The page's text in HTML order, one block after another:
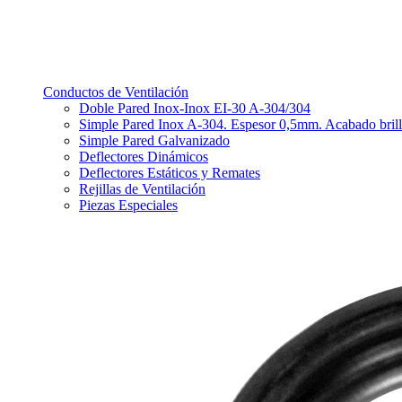
Conductos de Ventilación
Doble Pared Inox-Inox EI-30 A-304/304
Simple Pared Inox A-304. Espesor 0,5mm. Acabado
Simple Pared Galvanizado
Deflectores Dinámicos
Deflectores Estáticos y Remates
Rejillas de Ventilación
Piezas Especiales